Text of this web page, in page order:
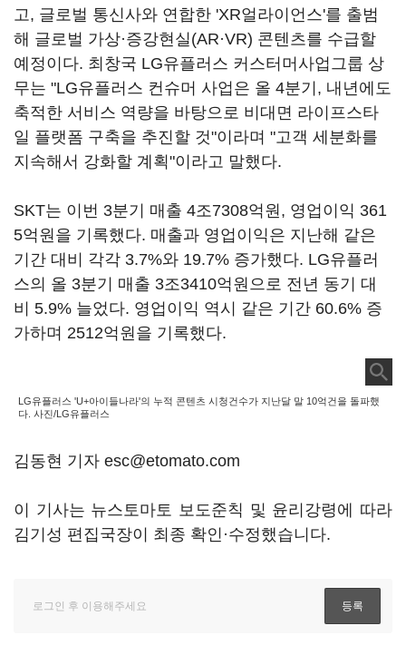
고, 글로벌 통신사와 연합한 'XR얼라이언스'를 출범
해 글로벌 가상·증강현실(AR·VR) 콘텐츠를 수급할
예정이다. 최창국 LG유플러스 커스터머사업그룹 상
무는 "LG유플러스 컨슈머 사업은 올 4분기, 내년에도
축적한 서비스 역량을 바탕으로 비대면 라이프스타
일 플랫폼 구축을 추진할 것"이라며 "고객 세분화를
지속해서 강화할 계획"이라고 말했다.
SKT는 이번 3분기 매출 4조7308억원, 영업이익 361
5억원을 기록했다. 매출과 영업이익은 지난해 같은
기간 대비 각각 3.7%와 19.7% 증가했다. LG유플러
스의 올 3분기 매출 3조3410억원으로 전년 동기 대
비 5.9% 늘었다. 영업이익 역시 같은 기간 60.6% 증
가하며 2512억원을 기록했다.
LG유플러스 'U+아이들나라'의 누적 콘텐츠 시청건수가 지난달 말 10억건을 돌파했
다. 사진/LG유플러스
김동현 기자 esc@etomato.com
이 기사는 뉴스토마토 보도준칙 및 윤리강령에 따라
김기성 편집국장이 최종 확인·수정했습니다.